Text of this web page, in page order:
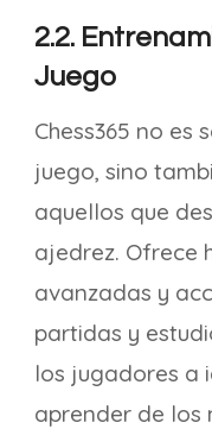
2.2.
Juego
Chess365 no
juego, sino
aquellos que
ajedrez. Ofrece
avanzadas y
partidas y
los jugadores a
aprender de los